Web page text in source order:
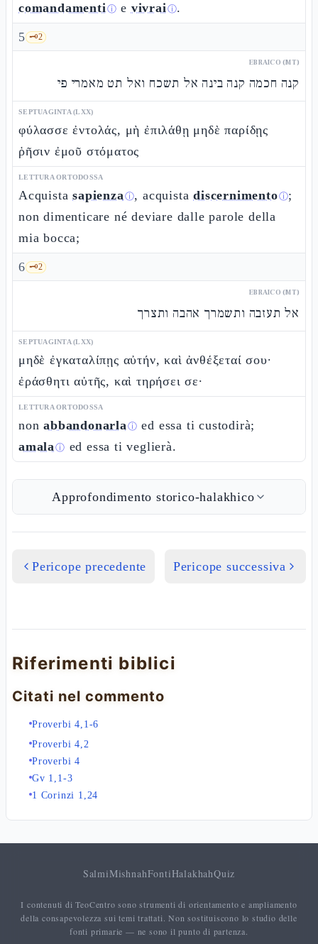
comandamentiⓘ e vivraiⓘ.
5 🗝️2
EBRAICO (MT)
קנה חכמה קנה בינה אל תשכח ואל תט מאמרי פי
SEPTUAGINTA (LXX)
φύλασσε ἐντολάς, μὴ ἐπιλάθῃ μηδὲ παρίδῃς
ῥῆσιν ἐμοῦ στόματος
LETTURA ORTODOSSA
Acquistasapienzaⓘ, acquistadiscernimentoⓘ;
non dimenticare né deviare dalle parole della
mia bocca;
6 🗝️2
EBRAICO (MT)
אל תעזבה ותשמרך אהבה ותצרך
SEPTUAGINTA (LXX)
μηδὲ ἐγκαταλίπῃς αὐτήν, καὶ ἀνθέξεταί σου·
ἐράσθητι αὐτῆς, καὶ τηρήσει σε·
LETTURA ORTODOSSA
nonabbandonarlaⓘ ed essa ti custodirà;
amalaⓘ ed essa ti veglierà.
Approfondimento storico-halakhico
Pericope precedente Pericope successiva
Riferimenti biblici
Citati nel commento
Proverbi 4,1-6
Proverbi 4,2
Proverbi 4
Gv 1,1-3
1 Corinzi 1,24
SalmiMishnahFontiHalakhahQuiz
I contenuti di TeoCentro sono strumenti di orientamento e ampliamento
della consapevolezza sui temi trattati. Non sostituiscono lo studio delle
fonti primarie — ne sono il punto di partenza.